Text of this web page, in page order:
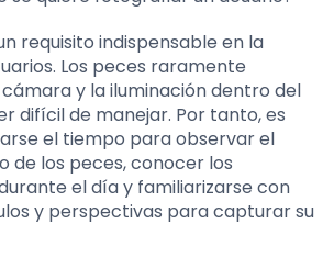
requisito indispensable en la
Los peces raramente
y la iluminación dentro del
difícil de manejar. Por tanto, es
el tiempo para observar el
los peces, conocer los
el día y familiarizarse con
y perspectivas para capturar su